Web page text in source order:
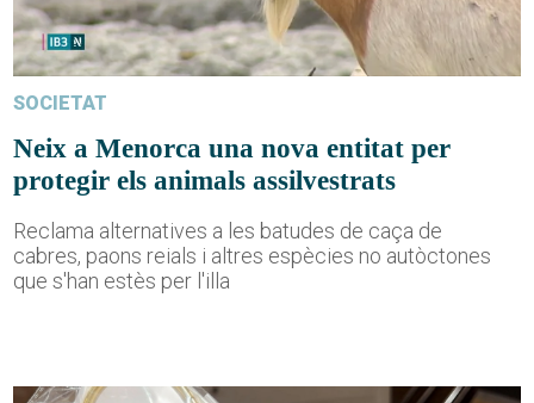
SOCIETAT
Neix a Menorca una nova entitat per
protegir els animals assilvestrats
Reclama alternatives a les batudes de caça de
cabres, paons reials i altres espècies no autòctones
que s'han estès per l'illa